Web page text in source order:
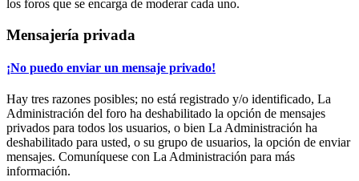
los foros que se encarga de moderar cada uno.
Mensajería privada
¡No puedo enviar un mensaje privado!
Hay tres razones posibles; no está registrado y/o identificado, La
Administración del foro ha deshabilitado la opción de mensajes
privados para todos los usuarios, o bien La Administración ha
deshabilitado para usted, o su grupo de usuarios, la opción de enviar
mensajes. Comuníquese con La Administración para más
información.